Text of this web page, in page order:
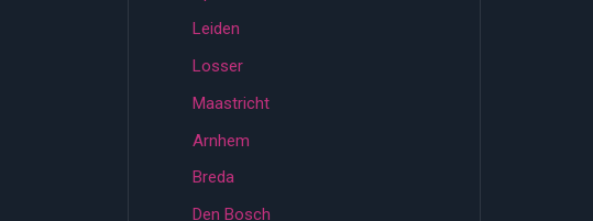
Leiden
Losser
Maastricht
Arnhem
Breda
Den Bosch